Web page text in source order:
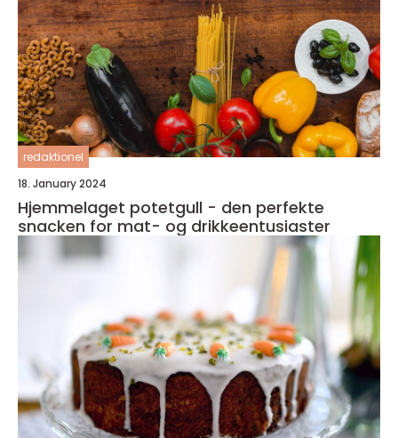
redaktionel
18. January 2024
Hjemmelaget potetgull - den perfekte
snacken for mat- og drikkeentusiaster